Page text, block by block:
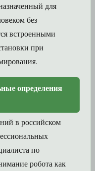
для
без
встроенными
при
определения
в российском
по
робота как